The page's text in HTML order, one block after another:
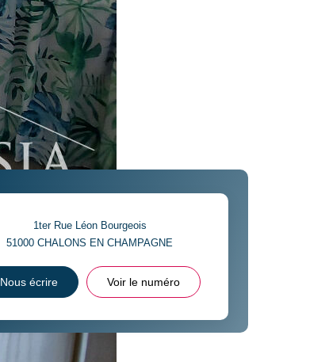
1ter Rue Léon Bourgeois
51000CHALONS EN CHAMPAGNE
Nous écrire Voir le numéro